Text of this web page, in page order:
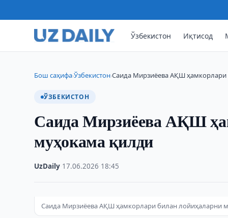
Ўзбекистон Иқтисод
Бош саҳифа›Ўзбекистон›Саида Мирзиёева АҚШ
ЎЗБЕКИСТОН
Саида Мирзиёева АҚШ
муҳокама қилди
UzDaily 17.06.2026 18:45
Саида Мирзиёева АҚШ ҳамкорлари билан лойиҳаларни